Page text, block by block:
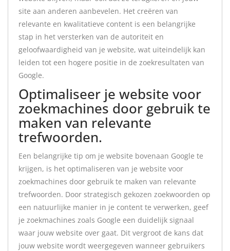
site aan anderen aanbevelen. Het creëren van
relevante en kwalitatieve content is een belangrijke
stap in het versterken van de autoriteit en
geloofwaardigheid van je website, wat uiteindelijk kan
leiden tot een hogere positie in de zoekresultaten van
Google.
Optimaliseer je website voor
zoekmachines door gebruik te
maken van relevante
trefwoorden.
Een belangrijke tip om je website bovenaan Google te
krijgen, is het optimaliseren van je website voor
zoekmachines door gebruik te maken van relevante
trefwoorden. Door strategisch gekozen zoekwoorden op
een natuurlijke manier in je content te verwerken, geef
je zoekmachines zoals Google een duidelijk signaal
waar jouw website over gaat. Dit vergroot de kans dat
jouw website wordt weergegeven wanneer gebruikers